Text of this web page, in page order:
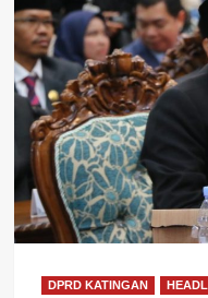
DPRD KATINGAN